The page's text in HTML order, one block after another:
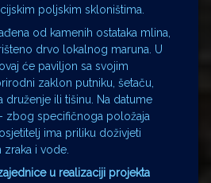
poljskim skloništima.
od kamenih ostataka mlina,
drvo lokalnog maruna. U
će paviljon sa svojim
zaklon putniku, šetaču,
druženje ili tišinu. Na datume
zbog specifičnoga položaja
ima priliku doživjeti
i vode.
u realizaciji projekta